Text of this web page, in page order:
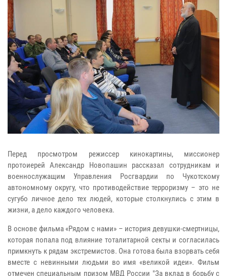
Перед просмотром режиссер кинокартины, миссионер
протоиерей Александр Новопашин рассказал сотрудникам и
военнослужащим Управления Росгвардии по Чукотскому
автономному округу, что противодействие терроризму – это не
сугубо личное дело тех людей, которые столкнулись с этим в
жизни, а дело каждого человека.
В основе фильма «Рядом с нами» – история девушки-смертницы,
которая попала под влияние тоталитарной секты и согласилась
примкнуть к рядам экстремистов. Она готова была взорвать себя
вместе с невинными людьми во имя «великой идеи». Фильм
отмечен специальным призом МВД России "За вклад в борьбу с